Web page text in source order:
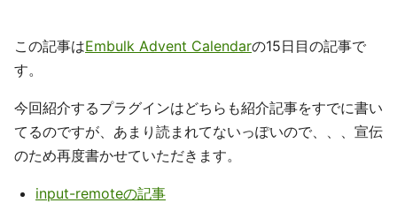
この記事はEmbulk Advent Calendarの15日目の記事で
す。
今回紹介するプラグインはどちらも紹介記事をすでに書い
てるのですが、あまり読まれてないっぽいので、、、宣伝
のため再度書かせていただきます。
input-remoteの記事